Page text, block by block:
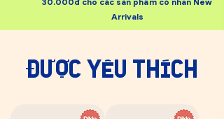
Arrivals
​được yêu thích